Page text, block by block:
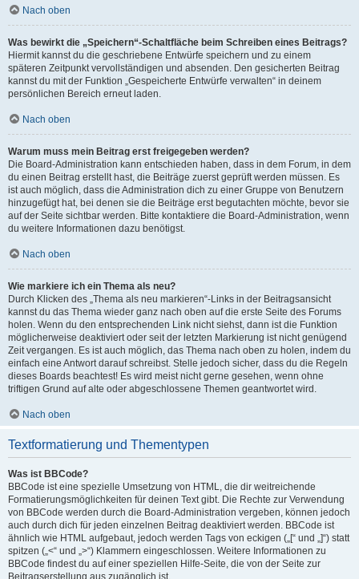
Nach oben
Was bewirkt die „Speichern“-Schaltfläche beim Schreiben eines Beitrags?
Hiermit kannst du die geschriebene Entwürfe speichern und zu einem
späteren Zeitpunkt vervollständigen und absenden. Den gesicherten Beitrag
kannst du mit der Funktion „Gespeicherte Entwürfe verwalten“ in deinem
persönlichen Bereich erneut laden.
Nach oben
Warum muss mein Beitrag erst freigegeben werden?
Die Board-Administration kann entschieden haben, dass in dem Forum, in dem
du einen Beitrag erstellt hast, die Beiträge zuerst geprüft werden müssen. Es
ist auch möglich, dass die Administration dich zu einer Gruppe von Benutzern
hinzugefügt hat, bei denen sie die Beiträge erst begutachten möchte, bevor sie
auf der Seite sichtbar werden. Bitte kontaktiere die Board-Administration, wenn
du weitere Informationen dazu benötigst.
Nach oben
Wie markiere ich ein Thema als neu?
Durch Klicken des „Thema als neu markieren“-Links in der Beitragsansicht
kannst du das Thema wieder ganz nach oben auf die erste Seite des Forums
holen. Wenn du den entsprechenden Link nicht siehst, dann ist die Funktion
möglicherweise deaktiviert oder seit der letzten Markierung ist nicht genügend
Zeit vergangen. Es ist auch möglich, das Thema nach oben zu holen, indem du
einfach eine Antwort darauf schreibst. Stelle jedoch sicher, dass du die Regeln
dieses Boards beachtest! Es wird meist nicht gerne gesehen, wenn ohne
triftigen Grund auf alte oder abgeschlossene Themen geantwortet wird.
Nach oben
Textformatierung und Thementypen
Was ist BBCode?
BBCode ist eine spezielle Umsetzung von HTML, die dir weitreichende
Formatierungsmöglichkeiten für deinen Text gibt. Die Rechte zur Verwendung
von BBCode werden durch die Board-Administration vergeben, können jedoch
auch durch dich für jeden einzelnen Beitrag deaktiviert werden. BBCode ist
ähnlich wie HTML aufgebaut, jedoch werden Tags von eckigen („[“ und „]“) statt
spitzen („<“ und „>“) Klammern eingeschlossen. Weitere Informationen zu
BBCode findest du auf einer speziellen Hilfe-Seite, die von der Seite zur
Beitragserstellung aus zugänglich ist.